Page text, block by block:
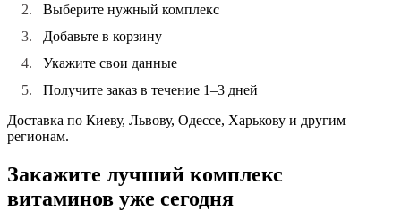
Выберите нужный комплекс
Добавьте в корзину
Укажите свои данные
Получите заказ в течение 1–3 дней
Доставка по Киеву, Львову, Одессе, Харькову и другим
регионам.
Закажите лучший комплекс
витаминов уже сегодня